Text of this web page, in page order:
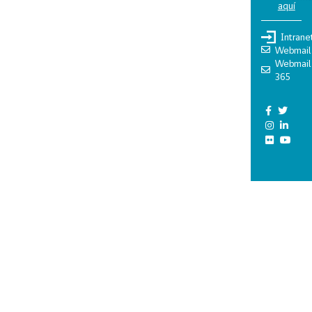
aquí
Webmail
Webmail
365